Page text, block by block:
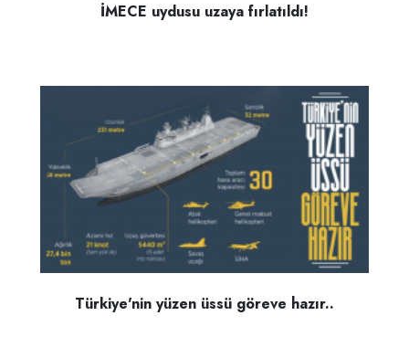
İMECE uydusu uzaya fırlatıldı!
Türkiye'nin yüzen üssü göreve hazır..